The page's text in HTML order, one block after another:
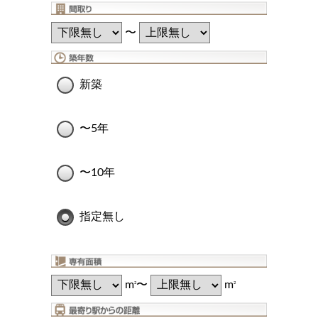
〜
新築
〜5年
〜10年
指定無し
m2〜 m2